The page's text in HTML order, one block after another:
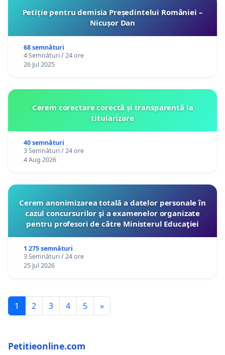
Petiție pentru demisia Președintelui României –
Nicușor Dan
68 semnături
4 Semnături / 24 ore
26 Jul 2025
Cerem corectare corectă și transparentă la
titularizare
40 semnături
3 Semnături / 24 ore
4 Aug 2026
Cerem anonimizarea totală a datelor personale în
cazul concursurilor şi a examenelor organizate
pentru profesori de către Ministerul Educaţiei
1 275 semnături
3 Semnături / 24 ore
25 Jul 2026
1 2 3 4 5 »
Petitieonline.com